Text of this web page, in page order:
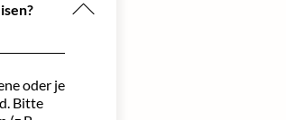
oder je
Bitte